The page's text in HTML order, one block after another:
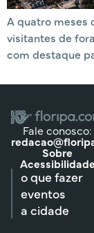
A quatro meses
visitantes de
com destaque
Fale conosco:
Sobre
Acessibilidade
o que fazer
eventos
a cidade